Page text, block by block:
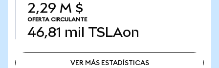
2,29 M $
OFERTA CIRCULANTE
46,81 mil TSLAon
VER MÁS ESTADÍSTICAS